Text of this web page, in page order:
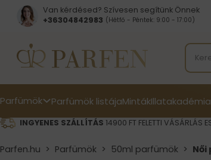
Van kérdésed? Szívesen segítünk Önnek
+36304842983 (Hétfő - Péntek: 9:00 - 17:00)
Parfümök Parfümök listájaMintákIllatakadémia
INGYENES SZÁLLÍTÁS 14900 FT FELETTI VÁSÁRLÁS
Parfen.hu > Parfümök > 50ml parfümök > Női